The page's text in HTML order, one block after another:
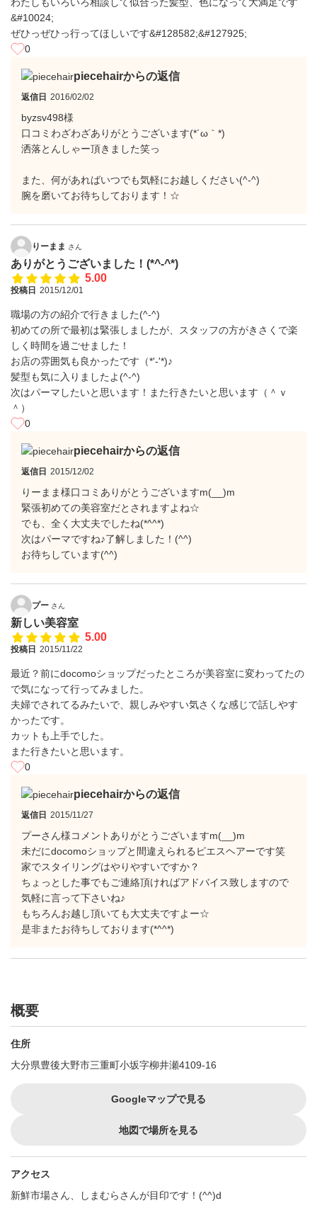
&#10024;
ぜひっぜひっ行ってほしいです&#128582;&#127925;
0
piecehairからの返信
返信日 2016/02/02
byzsv498様
口コミわざわざありがとうございます(*´ω｀*)
洒落とんしゃー頂きました笑っ
また、何があればいつでも気軽にお越しください(^-^)
腕を磨いてお待ちしております！☆
りーまま さん
ありがとうございました！(*^-^*)
5.00
投稿日 2015/12/01
職場の方の紹介で行きました(^-^)
初めての所で最初は緊張しましたが、スタッフの方がきさくで楽
しく時間を過ごせました！
お店の雰囲気も良かったです（*'‐'*)♪
髪型も気に入りましたよ(^-^)
次はパーマしたいと思います！また行きたいと思います（＾ｖ
＾）
0
piecehairからの返信
返信日 2015/12/02
りーまま様口コミありがとうございますm(__)m
緊張初めての美容室だとされますよね☆
でも、全く大丈夫でしたね(*^^*)
次はパーマですね♪了解しました！(^^)
お待ちしています(^^)
プー さん
新しい美容室
5.00
投稿日 2015/11/22
最近？前にdocomoショップだったところが美容室に変わってたの
で気になって行ってみました。
夫婦でされてるみたいで、親しみやすい気さくな感じで話しやす
かったです。
カットも上手でした。
また行きたいと思います。
0
piecehairからの返信
返信日 2015/11/27
プーさん様コメントありがとうございますm(__)m
未だにdocomoショップと間違えられるピエスヘアーです笑
家でスタイリングはやりやすいですか？
ちょっとした事でもご連絡頂ければアドバイス致しますので
気軽に言って下さいね♪
もちろんお越し頂いても大丈夫ですよー☆
是非またお待ちしております(*^^*)
概要
住所
大分県豊後大野市三重町小坂字柳井瀬4109-16
Googleマップで見る
地図で場所を見る
アクセス
新鮮市場さん、しまむらさんが目印です！(^^)d